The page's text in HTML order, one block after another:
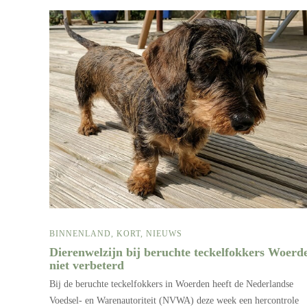
BINNENLAND, KORT, NIEUWS
Dierenwelzijn bij beruchte teckelfokkers
niet verbeterd
Bij de beruchte teckelfokkers in Woerden heeft de Nederlandse
Voedsel- en Warenautoriteit (NVWA) deze week een hercontrole